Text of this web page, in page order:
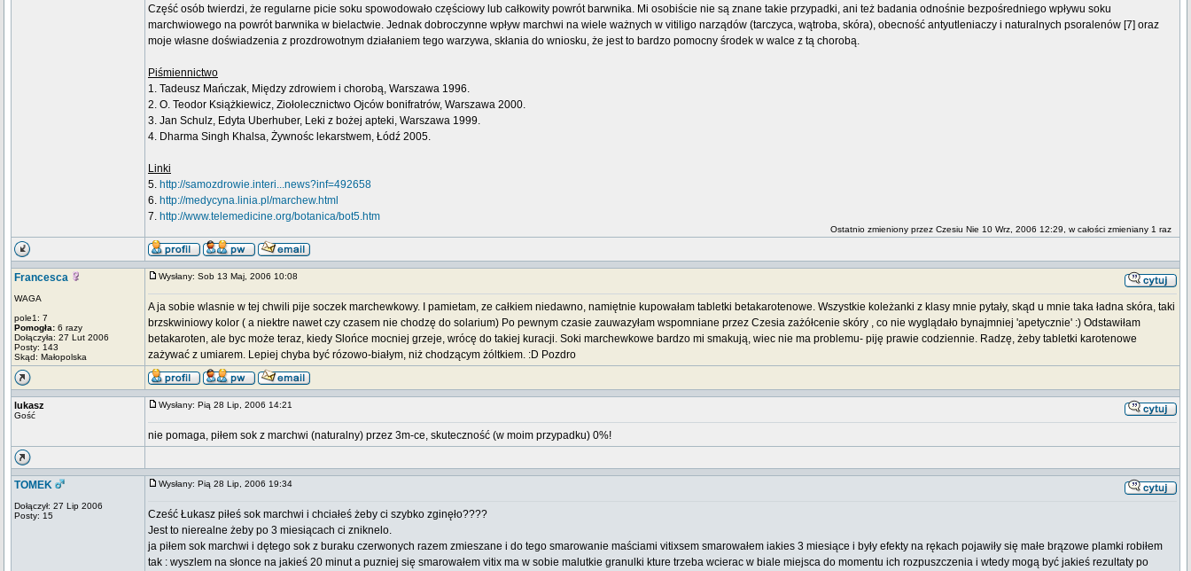
Część osób twierdzi, że regularne picie soku spowodowało częściowy lub całkowity powrót barwnika. Mi osobiście nie są znane takie przypadki, ani też badania odnośnie bezpośredniego wpływu soku
marchwiowego na powrót barwnika w bielactwie. Jednak dobroczynne wpływ marchwi na wiele ważnych w vitiligo narządów (tarczyca, wątroba, skóra), obecność antyutleniaczy i naturalnych psoralenów [7] oraz
moje własne doświadzenia z prozdrowotnym działaniem tego warzywa, skłania do wniosku, że jest to bardzo pomocny środek w walce z tą chorobą.
Piśmiennictwo
1. Tadeusz Mańczak, Między zdrowiem i chorobą, Warszawa 1996.
2. O. Teodor Książkiewicz, Ziołolecznictwo Ojców bonifratrów, Warszawa 2000.
3. Jan Schulz, Edyta Uberhuber, Leki z bożej apteki, Warszawa 1999.
4. Dharma Singh Khalsa, Żywnośc lekarstwem, Łódź 2005.
Linki
5. http://samozdrowie.interi...news?inf=492658
6. http://medycyna.linia.pl/marchew.html
7. http://www.telemedicine.org/botanica/bot5.htm
Ostatnio zmieniony przez Czesiu Nie 10 Wrz, 2006 12:29, w całości zmieniany 1 raz
Francesca
WAGA
pole1: 7
Pomogła: 6 razy
Dołączyła: 27 Lut 2006
Posty: 143
Skąd: Małopolska
Wysłany: Sob 13 Maj, 2006 10:08
A ja sobie wlasnie w tej chwili pije soczek marchewkowy. I pamietam, ze całkiem niedawno, namiętnie kupowałam tabletki betakarotenowe. Wszystkie koleżanki z klasy mnie pytały, skąd u mnie taka ładna skóra, taki
brzskwiniowy kolor ( a niektre nawet czy czasem nie chodzę do solarium) Po pewnym czasie zauwazyłam wspomniane przez Czesia zażółcenie skóry , co nie wyglądało bynajmniej 'apetycznie' :) Odstawiłam
betakaroten, ale byc może teraz, kiedy Slońce mocniej grzeje, wrócę do takiej kuracji. Soki marchewkowe bardzo mi smakują, wiec nie ma problemu- piję prawie codziennie. Radzę, żeby tabletki karotenowe
zażywać z umiarem. Lepiej chyba być rózowo-białym, niż chodzącym żóltkiem. :D Pozdro
lukasz
Gość
Wysłany: Pią 28 Lip, 2006 14:21
nie pomaga, piłem sok z marchwi (naturalny) przez 3m-ce, skuteczność (w moim przypadku) 0%!
TOMEK
Dołączył: 27 Lip 2006
Posty: 15
Wysłany: Pią 28 Lip, 2006 19:34
Cześć Łukasz piłeś sok marchwi i chciałeś żeby ci szybko zginęło????
Jest to nierealne żeby po 3 miesiącach ci zniknelo.
ja piłem sok marchwi i dętego sok z buraku czerwonych razem zmieszane i do tego smarowanie maściami vitixsem smarowałem iakies 3 miesiące i były efekty na rękach pojawiły się małe brązowe plamki robiłem
tak : wyszlem na słonce na jakieś 20 minut a puzniej się smarowałem vitix ma w sobie malutkie granulki kture trzeba wcierac w biale miejsca do momentu ich rozpuszczenia i wtedy mogą być jakieś rezultaty po